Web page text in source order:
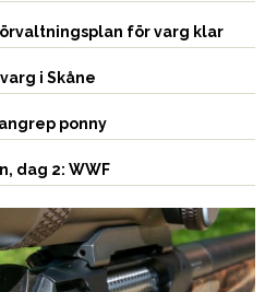
för varg klar
i Skåne
ponny
dag 2: WWF